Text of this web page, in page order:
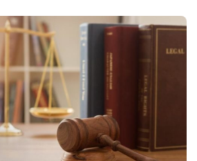
倫の定義
」とは？
する行為